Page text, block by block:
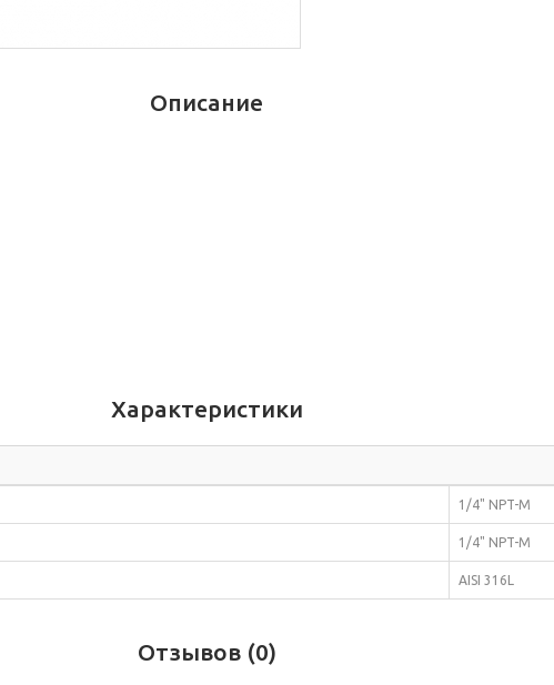
Описание
Характеристики
1/4" NPT-M
1/4" NPT-M
AISI 316L
Отзывов (0)